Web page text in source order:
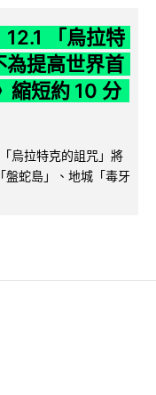
12.1 「烏拉特
為提高世界首
縮短約 10 分
烏拉特克的詛咒」將
盤蛇島」、地城「毒牙